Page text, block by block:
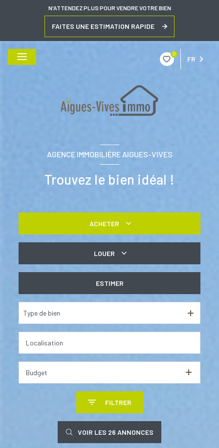
N'ATTENDEZ PLUS POUR VENDRE VOTRE BIEN
FAITES UNE ESTIMATION RAPIDE
0
FR
AGENCE IMMOBILIÈRE AIGUES-VIVES
Trouvez le bien idéal !
ACHETER
LOUER
ESTIMER
Type de bien
Budget
FILTRER
VOIR LES 26 ANNONCES